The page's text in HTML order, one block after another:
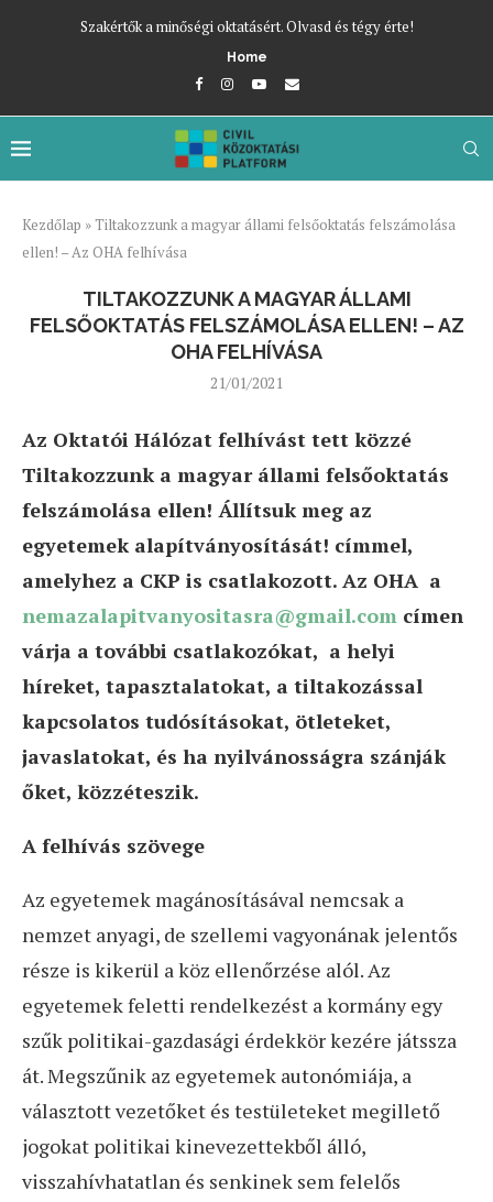
Szakértők a minőségi oktatásért. Olvasd és tégy érte!
Home
Kezdőlap »Tiltakozzunk a magyar állami felsőoktatás felszámolása
ellen! – Az OHA felhívása
TILTAKOZZUNK A MAGYAR ÁLLAMI
FELSŐOKTATÁS FELSZÁMOLÁSA ELLEN! – AZ
OHA FELHÍVÁSA
21/01/2021
Az Oktatói Hálózat felhívást tett közzé
Tiltakozzunk a magyar állami felsőoktatás
felszámolása ellen! Állítsuk meg az
egyetemek alapítványosítását! címmel,
amelyhez a CKP is csatlakozott. Az OHA a
nemazalapitvanyositasra@gmail.com címen
várja a további csatlakozókat, a helyi
híreket, tapasztalatokat, a tiltakozással
kapcsolatos tudósításokat, ötleteket,
javaslatokat, és ha nyilvánosságra szánják
őket, közzéteszik.
A felhívás szövege
Az egyetemek magánosításával nemcsak a
nemzet anyagi, de szellemi vagyonának jelentős
része is kikerül a köz ellenőrzése alól. Az
egyetemek feletti rendelkezést a kormány egy
szűk politikai-gazdasági érdekkör kezére játssza
át. Megszűnik az egyetemek autonómiája, a
választott vezetőket és testületeket megillető
jogokat politikai kinevezettekből álló,
visszahívhatatlan és senkinek sem felelős